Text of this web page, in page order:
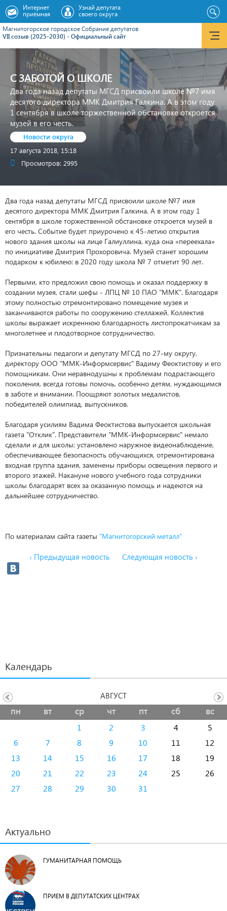
Магнитогорское городское Cобрание депутатов
VII созыв (2025-2030) - Официальный сайт
Интернет
приёмная
Узнай депутата
своего округа
С ЗАБОТОЙ О ШКОЛЕ
Два года назад депутаты МГСД присвоили школе №7 имя
десятого директора ММК Дмитрия Галкина. А в этом году
1 сентября в школе торжественной обстановке откроется
музей в его честь.
Новости округа
17 августа 2018, 15:18
Просмотров: 2995
Два года назад депутаты МГСД присвоили школе №7 имя
десятого директора ММК Дмитрия Галкина. А в этом году 1
сентября в школе торжественной обстановке откроется музей в
его честь. Событие будет приурочено к 45-летию открытия
нового здания школы на лице Галиуллина, куда она «переехала»
по инициативе Дмитрия Прохоровича. Музей станет хорошим
подарком к юбилею: в 2020 году школа № 7 отметит 90 лет.
Первыми, кто предложил свою помощь и оказал поддержку в
создании музея, стали шефы - ЛПЦ № 10 ПАО "ММК". Благодаря
этому полностью отремонтировано помещение музея и
заканчиваются работы по сооружению стеллажей. Коллектив
школы выражает искреннюю благодарность листопрокатчикам за
многолетнее и плодотворное сотрудничество.
Признательны педагоги и депутату МГСД по 27-му округу,
директору ООО "ММК-Информсервис" Вадиму Феоктистову и его
помощникам. Они неравнодушны к проблемам подрастающего
поколения, всегда готовы помочь, особенно детям, нуждающимся
в заботе и внимании. Поощряют золотых медалистов,
победителей олимпиад, выпускников.
Благодаря усилиям Вадима Феоктистова выпускается школьная
газета "Отклик". Представители "ММК-Информсервис" немало
сделали и для школы: установлено наружное видеонаблюдение,
обеспечивающее безопасность обучающихся, отремонтирована
входная группа здания, заменены приборы освещения первого и
второго этажей. Накануне нового учебного года сотрудники
школы благодарят всех за оказанную помощь и надеются на
дальнейшее сотрудничество.
По материалам сайта газеты "Магнитогорский металл"
‹ Предыдущая новость Следующая новость ›
Календарь
пн вт ср чт пт сб вс
1 2 3 4
5
6
7 8 9 10 11
12
13
14 15 16 17 18
19
20
21 22 23 24 25
26
27
28 29 30 31
АВГУСТ
Актуально
ГУМАНИТАРНАЯ ПОМОЩЬ
ПРИЕМ В ДЕПУТАТСКИХ ЦЕНТРАХ